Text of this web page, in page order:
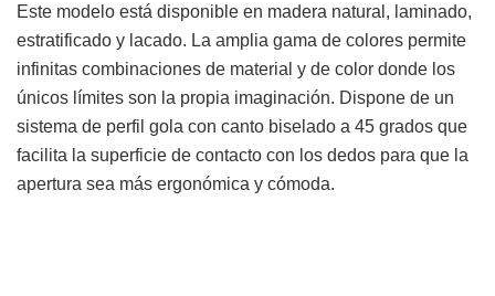
Este modelo está disponible en madera natural, laminado,
estratificado y lacado. La amplia gama de colores permite
infinitas combinaciones de material y de color donde los
únicos límites son la propia imaginación. Dispone de un
sistema de perfil gola con canto biselado a 45 grados que
facilita la superficie de contacto con los dedos para que la
apertura sea más ergonómica y cómoda.